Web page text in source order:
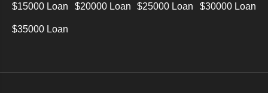
$15000 Loan $20000 Loan $25000 Loan $30000 Loan
$35000 Loan